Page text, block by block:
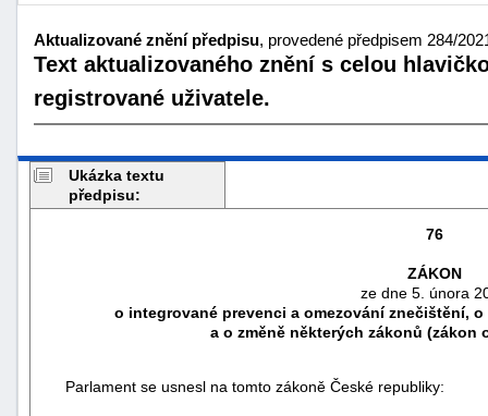
Aktualizované znění předpisu, provedené předpisem 284/
Text aktualizovaného znění s celou
registrované uživatele.
Ukázka textu
předpisu:
76
ZÁKON
ze dne 5. února
o integrované prevenci a omezování znečištění,
a o změně některých zákonů (zákon
Parlament se usnesl na tomto zákoně České republiky: